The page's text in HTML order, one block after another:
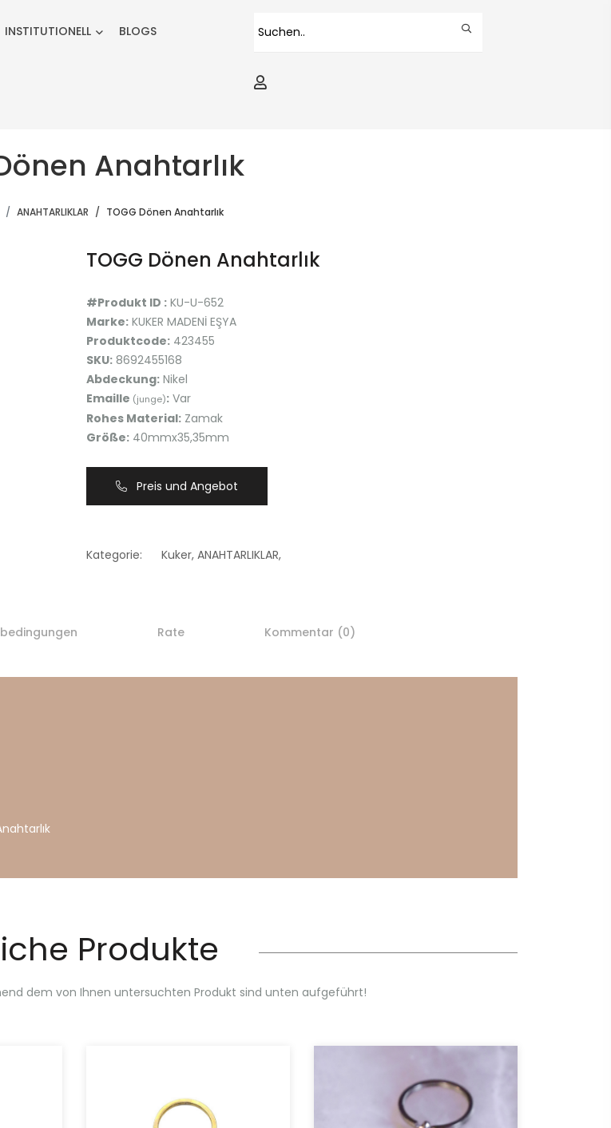
INSTITUTIONELL BLOGS
Anahtarlık
ANAHTARLIKLAR TOGG Dönen Anahtarlık
TOGG Dönen Anahtarlık
#Produkt ID : KU-U-652
Marke: KUKER MADENİ EŞYA
Produktcode: 423455
SKU: 8692455168
Abdeckung: Nikel
Emaille (junge): Var
Rohes Material: Zamak
Größe: 40mmx35,35mm
Preis und Angebot
Kategorie: Kuker, ANAHTARLIKLAR,
Rate Kommentar (0)
Produkte
dem von Ihnen untersuchten Produkt sind unten aufgeführt!